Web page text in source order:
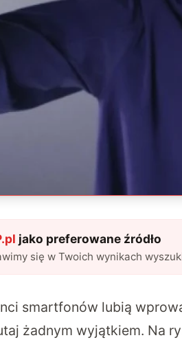
jako preferowane źródło
się w Twoich wynikach
smartfonów lubią
żadnym wyjątkiem. Na